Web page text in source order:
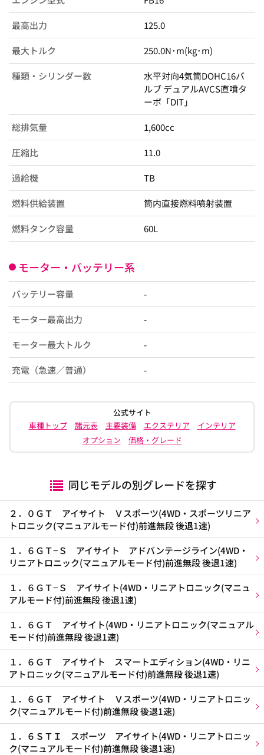
最高出力 125.0
最大トルク 250.0N･m(kg･m)
種類・シリンダー数
水平対向4気筒DOHC16バ
ルブ デュアルAVCS直噴タ
ーボ「DIT」
総排気量 1,600cc
圧縮比 11.0
過給機 TB
燃料供給装置 筒内直接燃料噴射装置
燃料タンク容量 60L
モーター・バッテリー系
バッテリー容量 -
モーター最高出力 -
モーター最大トルク -
充電（急速／普通） -
公式サイト
車種トップ
諸元表 主要装備 エクステリア
インテリア
オプション
価格・グレード
同じモデルの別グレードを探す
２．０ＧＴ アイサイト Ｖスポーツ(4WD・スポーツリニア
トロニック(マニュアルモード付)前進無段 後退1速)
１．６ＧＴ−Ｓ アイサイト アドバンテージライン(4WD・
リニアトロニック(マニュアルモード付)前進無段 後退1速)
１．６ＧＴ−Ｓ アイサイト(4WD・リニアトロニック(マニュ
アルモード付)前進無段 後退1速)
１．６ＧＴ アイサイト(4WD・リニアトロニック(マニュアル
モード付)前進無段 後退1速)
１．６ＧＴ アイサイト スマートエディション(4WD・リニ
アトロニック(マニュアルモード付)前進無段 後退1速)
１．６ＧＴ アイサイト Ｖスポーツ(4WD・リニアトロニッ
ク(マニュアルモード付)前進無段 後退1速)
１．６ＳＴＩ スポーツ アイサイト(4WD・リニアトロニッ
ク(マニュアルモード付)前進無段 後退1速)